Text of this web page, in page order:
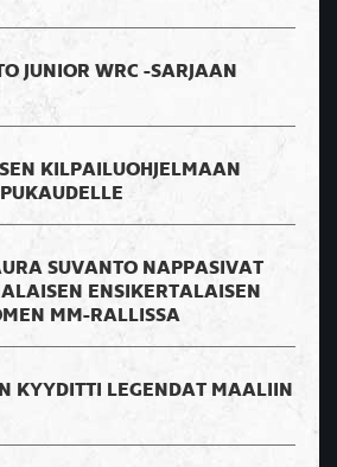
JUNIOR WRC -SARJAAN
KILPAILUOHJELMAAN
SUVANTO NAPPASIVAT
ENSIKERTALAISEN
MM-RALLISSA
KYYDITTI LEGENDAT MAALIIN